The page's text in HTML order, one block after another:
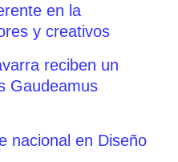
en la
y creativos
reciben un
Gaudeamus
nacional en Diseño